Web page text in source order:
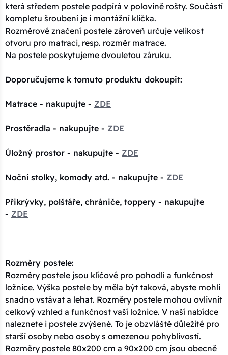
která středem postele podpírá v polovině rošty. Součástí
kompletu šroubení je i montážní klička.
Rozměrové značení postele zároveň určuje velikost
otvoru pro matraci, resp. rozměr matrace.
Na postele poskytujeme dvouletou záruku.
Doporučujeme k tomuto produktu dokoupit:
Matrace - nakupujte - ZDE
Prostěradla - nakupujte - ZDE
Úložný prostor - nakupujte - ZDE
Noční stolky, komody atd. - nakupujte - ZDE
Přikrývky, polštáře, chrániče, toppery - nakupujte
- ZDE
Rozměry postele:
Rozměry postele jsou klíčové pro pohodlí a funkčnost
ložnice. Výška postele by měla být taková, abyste mohli
snadno vstávat a lehat. Rozměry postele mohou ovlivnit
celkový vzhled a funkčnost vaší ložnice. V naší nabídce
naleznete i postele zvýšené. To je obzvláště důležité pro
starší osoby nebo osoby s omezenou pohyblivostí.
Rozměry postele 80x200 cm a 90x200 cm jsou obecně